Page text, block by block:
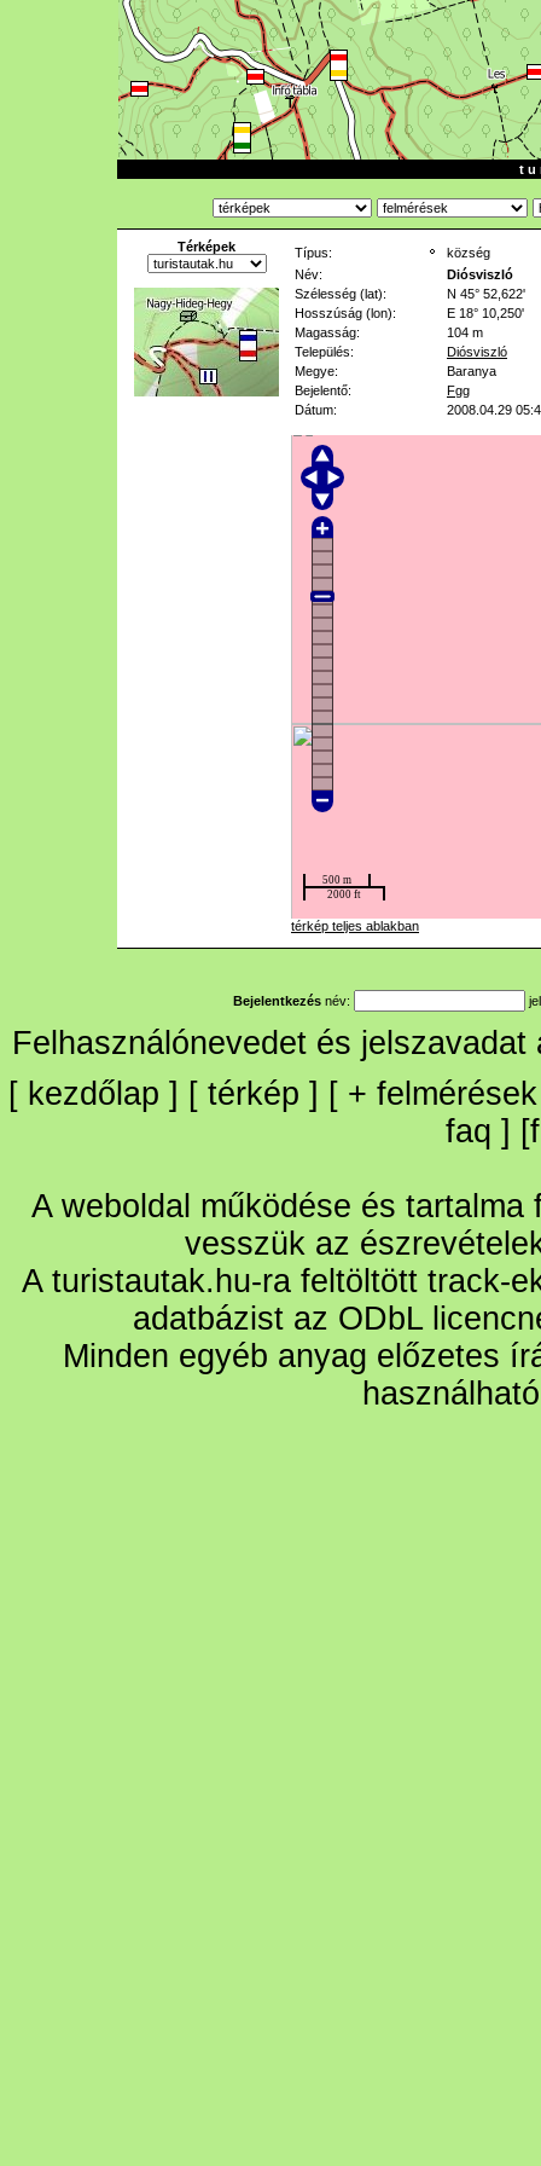
t u
Térképek Típus:
község
Név:
Diósviszló
Szélesség (lat):
N 45° 52,622'
Hosszúság (lon):
E 18° 10,250'
Magasság:
104 m
Település:
Diósviszló
Megye:
Baranya
Bejelentő:
Fgg
Dátum:
2008.04.29
térkép teljes ablakban
Bejelentkezés név:
Felhasználónevedet és
[ kezdőlap ] [ térkép ] [ + felmérések
faq ] [
A weboldal működése és
vesszük az
A turistautak.hu-ra feltöltött track-
adatbázist az ODbL
Minden egyéb anyag előzetes